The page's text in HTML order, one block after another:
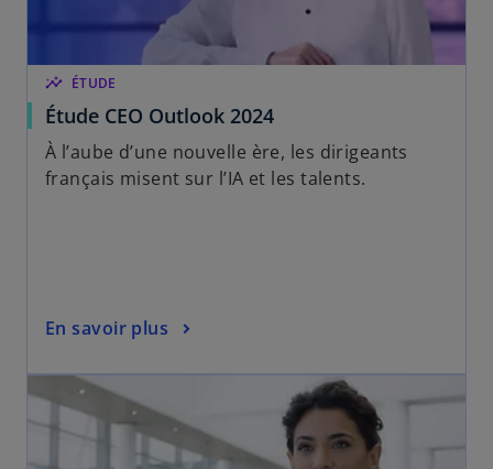
g
l
e
t
insights ÉTUDE
Étude CEO Outlook 2024
À l’aube d’une nouvelle ère, les dirigeants
français misent sur l’IA et les talents.
En savoir plus